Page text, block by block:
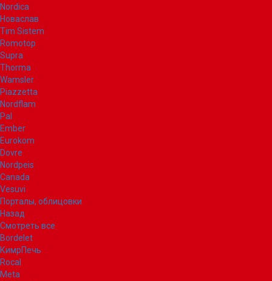
Nordica
Новаслав
Tim Sistem
Romotop
Supra
Thorma
Wamsler
Piazzetta
Nordflam
Pal
Ember
Eurokom
Dovre
Nordpeis
Canada
Vesuvi
Порталы, облицовки
Назад
Смотреть все
Bordelet
КимрПечь
Rocal
Meta